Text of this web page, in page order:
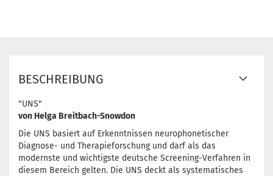
BESCHREIBUNG
"UNS"
von Helga Breitbach-Snowdon
Die UNS basiert auf Erkenntnissen neurophonetischer
Diagnose- und Therapieforschung und darf als das
modernste und wichtigste deutsche Screening-Verfahren in
diesem Bereich gelten. Die UNS deckt als systematisches